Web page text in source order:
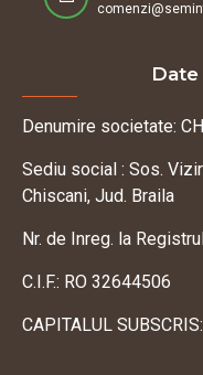
Denumire societate:
Sediu social : Sos.
Chiscani, Jud. Braila
Nr. de Inreg. la
C.I.F.: RO 32644506
CAPITALUL